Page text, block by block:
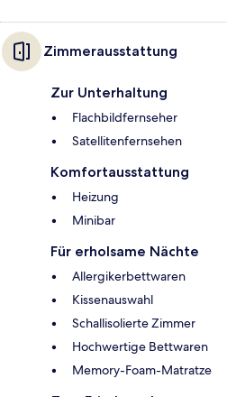
Zimmerausstattung
Zur Unterhaltung
Flachbildfernseher
Satellitenfernsehen
Komfortausstattung
Heizung
Minibar
Für erholsame Nächte
Allergikerbettwaren
Kissenauswahl
Schallisolierte Zimmer
Hochwertige Bettwaren
Memory-Foam-Matratze